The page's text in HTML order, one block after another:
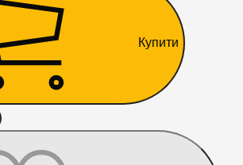
Купити